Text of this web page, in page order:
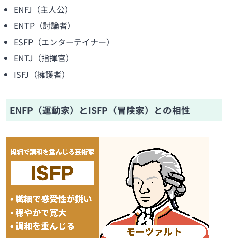
ENFJ（主人公）
ENTP（討論者）
ESFP（エンターテイナー）
ENTJ（指揮官）
ISFJ（擁護者）
ENFP（運動家）とISFP（冒険家）との相性